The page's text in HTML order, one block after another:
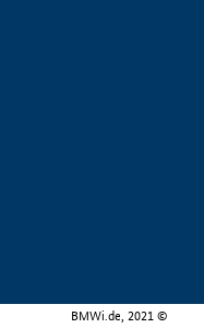
BMWi.de, 2021 ©